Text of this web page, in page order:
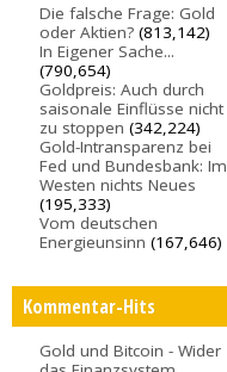
Die falsche Frage: Gold
oder Aktien? (813,142)
In Eigener Sache...
(790,654)
Goldpreis: Auch durch
saisonale Einflüsse nicht
zu stoppen (342,224)
Gold-Intransparenz bei
Fed und Bundesbank: Im
Westen nichts Neues
(195,333)
Vom deutschen
Energieunsinn (167,646)
Kommentar-Hits
Gold und Bitcoin - Wider